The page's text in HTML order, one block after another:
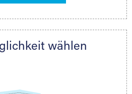
Gibt es Extraraum noch
und besprechen alles
wählen